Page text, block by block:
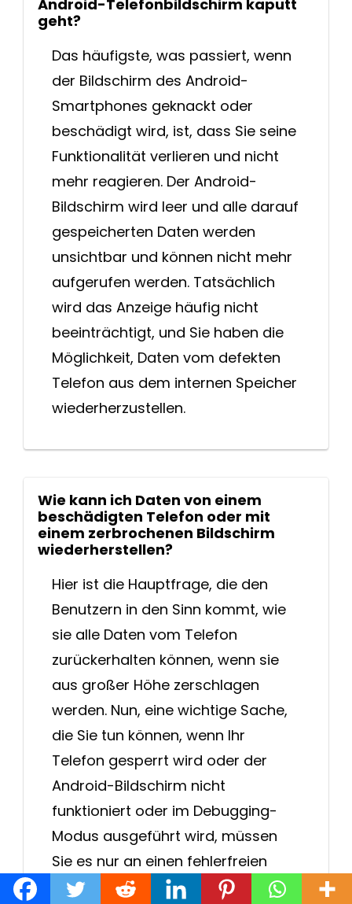
Android-Telefonbildschirm kaputt
geht?
Das häufigste, was passiert, wenn
der Bildschirm des Android-
Smartphones geknackt oder
beschädigt wird, ist, dass Sie seine
Funktionalität verlieren und nicht
mehr reagieren. Der Android-
Bildschirm wird leer und alle darauf
gespeicherten Daten werden
unsichtbar und können nicht mehr
aufgerufen werden. Tatsächlich
wird das Anzeige häufig nicht
beeinträchtigt, und Sie haben die
Möglichkeit, Daten vom defekten
Telefon aus dem internen Speicher
wiederherzustellen.
Wie kann ich Daten von einem
beschädigten Telefon oder mit
einem zerbrochenen Bildschirm
wiederherstellen?
Hier ist die Hauptfrage, die den
Benutzern in den Sinn kommt, wie
sie alle Daten vom Telefon
zurückerhalten können, wenn sie
aus großer Höhe zerschlagen
werden. Nun, eine wichtige Sache,
die Sie tun können, wenn Ihr
Telefon gesperrt wird oder der
Android-Bildschirm nicht
funktioniert oder im Debugging-
Modus ausgeführt wird, müssen
Sie es nur an einen fehlerfreien
Rechner anschließen und dann